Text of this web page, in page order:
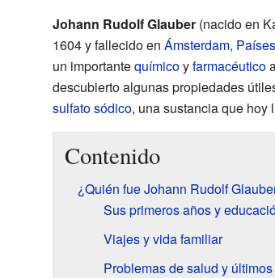
Johann Rudolf Glauber(nacido en
1604 y fallecido en Ámsterdam,
un importantequímicoyfarmacéutico
descubierto algunas propiedades
sulfato sódico, una sustancia que hoy
Contenido
¿Quién fue Johann Rudolf
Sus primeros años y
Viajes y vida familiar
Problemas de salud y